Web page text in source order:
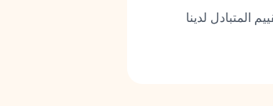
المتبادل لدينا